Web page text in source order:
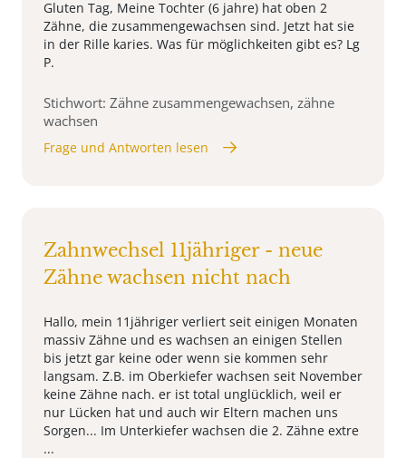
Gluten Tag, Meine Tochter (6 jahre) hat oben 2
Zähne, die zusammengewachsen sind. Jetzt hat sie
in der Rille karies. Was für möglichkeiten gibt es? Lg
P.
Stichwort: Zähne zusammengewachsen, zähne
wachsen
Frage und Antworten lesen
Zahnwechsel 11jähriger - neue
Zähne wachsen nicht nach
Hallo, mein 11jähriger verliert seit einigen Monaten
massiv Zähne und es wachsen an einigen Stellen
bis jetzt gar keine oder wenn sie kommen sehr
langsam. Z.B. im Oberkiefer wachsen seit November
keine Zähne nach. er ist total unglücklich, weil er
nur Lücken hat und auch wir Eltern machen uns
Sorgen... Im Unterkiefer wachsen die 2. Zähne extre
...